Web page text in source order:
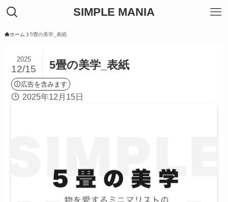
SIMPLE MANIA
ホーム 5畳の美学_表紙
5畳の美学_表紙
2025
12/15
広告を含みます
2025年12月15日